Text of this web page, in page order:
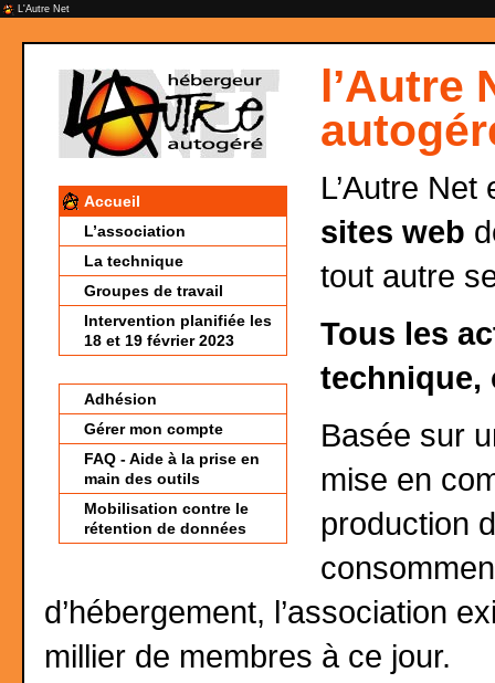
L'Autre Net
Accueil
L’association
La technique
Groupes de travail
Intervention planifiée les
18 et 19 février 2023
Adhésion
Gérer mon compte
FAQ - Aide à la prise en
main des outils
Mobilisation contre le
rétention de données
l’Autre
L’Autre
sites web
tout autre
Tous les
technique,
Basée sur
mise en
production
d’hébergement, l’association
millier de membres à ce jour.